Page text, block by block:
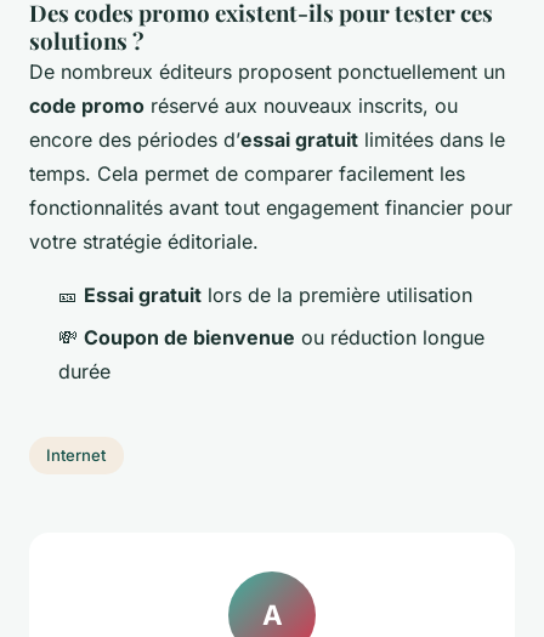
Des codes promo existent-ils pour tester ces
solutions ?
De nombreux éditeurs proposent ponctuellement un
code promo réservé aux nouveaux inscrits, ou
encore des périodes d’essai gratuit limitées dans le
temps. Cela permet de comparer facilement les
fonctionnalités avant tout engagement financier pour
votre stratégie éditoriale.
🎫 Essai gratuit lors de la première utilisation
💸 Coupon de bienvenue ou réduction longue
durée
Internet
A